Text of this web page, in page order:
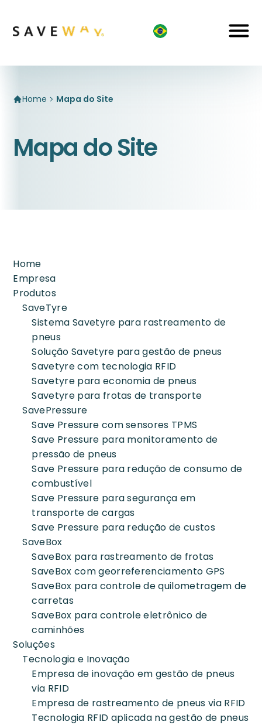
Home Mapa do Site
Mapa do Site
Home
Empresa
Produtos
SaveTyre
Sistema Savetyre para rastreamento de
pneus
Solução Savetyre para gestão de pneus
Savetyre com tecnologia RFID
Savetyre para economia de pneus
Savetyre para frotas de transporte
SavePressure
Save Pressure com sensores TPMS
Save Pressure para monitoramento de
pressão de pneus
Save Pressure para redução de consumo de
combustível
Save Pressure para segurança em
transporte de cargas
Save Pressure para redução de custos
SaveBox
SaveBox para rastreamento de frotas
SaveBox com georreferenciamento GPS
SaveBox para controle de quilometragem de
carretas
SaveBox para controle eletrônico de
caminhões
Soluções
Tecnologia e Inovação
Empresa de inovação em gestão de pneus
via RFID
Empresa de rastreamento de pneus via RFID
Tecnologia RFID aplicada na gestão de pneus